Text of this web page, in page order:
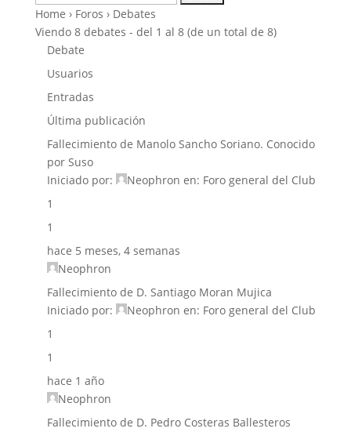
Home › Foros › Debates
Viendo 8 debates - del 1 al 8 (de un total de 8)
Debate
Usuarios
Entradas
Última publicación
Fallecimiento de Manolo Sancho Soriano. Conocido
por Suso
Iniciado por:
Neophron en: Foro general del Club
1
1
hace 5 meses, 4 semanas
Neophron
Fallecimiento de D. Santiago Moran Mujica
Iniciado por:
Neophron en: Foro general del Club
1
1
hace 1 año
Neophron
Fallecimiento de D. Pedro Costeras Ballesteros